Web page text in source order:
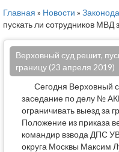
Главная » Новости »
пускать ли сотрудников МВД
Верховный суд решит,
границу (23 апреля 2019)
Сегодня Верховный
заседание по делу №
ограничивать выезд за
Положение из приказа
командир взвода ДПС
округа Москвы Максим